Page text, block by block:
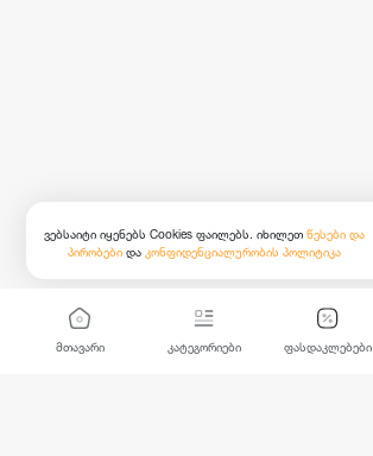
მთავარი კატეგორიები ფასდაკლებები
ვებსაიტი იყენებს Cookies ფაილებს. იხილეთ წესები და
პირობები და კონფიდენციალურობის პოლიტიკა